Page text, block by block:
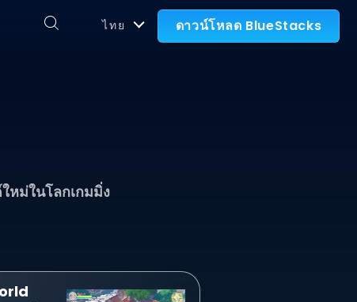
ไทย ดาวน์โหลด BlueStacks
หม่ในโลกเกมมิ่ง